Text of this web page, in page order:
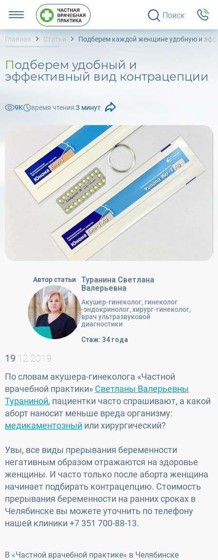
Поиск
Главная Статьи Подберем каждой женщине удобную и
Подберем удобный и
эффективный вид контрацепции
9K время чтения:3 минут
Автор статьи
Туранина Светлана
Валерьевна
Акушер-гинеколог, гинеколог
-эндокринолог, хирург-гинеколог,
врач ультразвуковой
диагностики
Стаж: 34 года
19.12.2019
По словам акушера-гинеколога «Частной
врачебной практики» Светланы Валерьевны
Тураниной, пациентки часто спрашивают, а какой
аборт наносит меньше вреда организму:
медикаментозный или хирургический?
Увы, все виды прерывания беременности
негативным образом отражаются на здоровье
женщины. И часто только после аборта женщина
начинает подбирать контрацепцию. Стоимость
прерывания беременности на ранних сроках в
Челябинске вы можете уточнить по телефону
нашей клиники +7 351 700-88-13.
В «Частной врачебной практике» в Челябинске